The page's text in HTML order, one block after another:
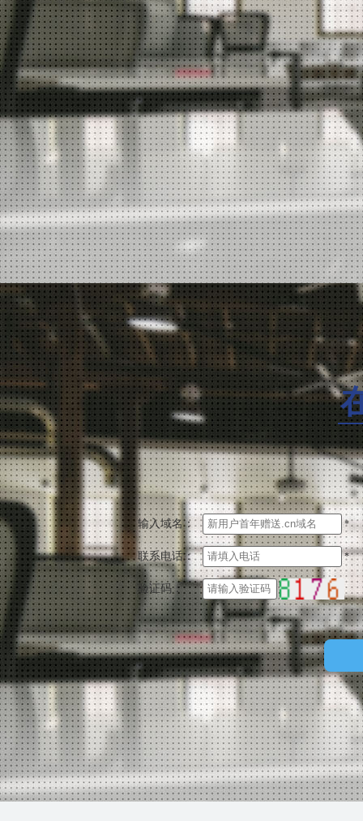
微信收发
安全邮件功能
企业云盘
189邮箱一键登录
输入域名： *
联系电话： *
验证码：